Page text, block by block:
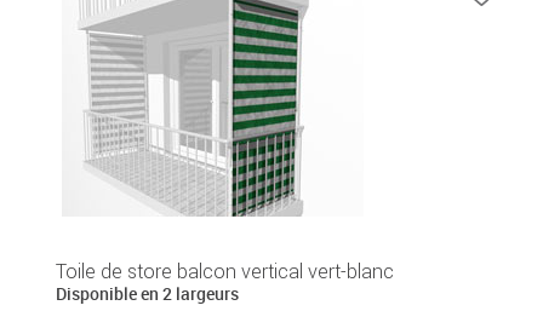
Toile de store balcon vertical vert-blanc
Disponible en 2 largeurs